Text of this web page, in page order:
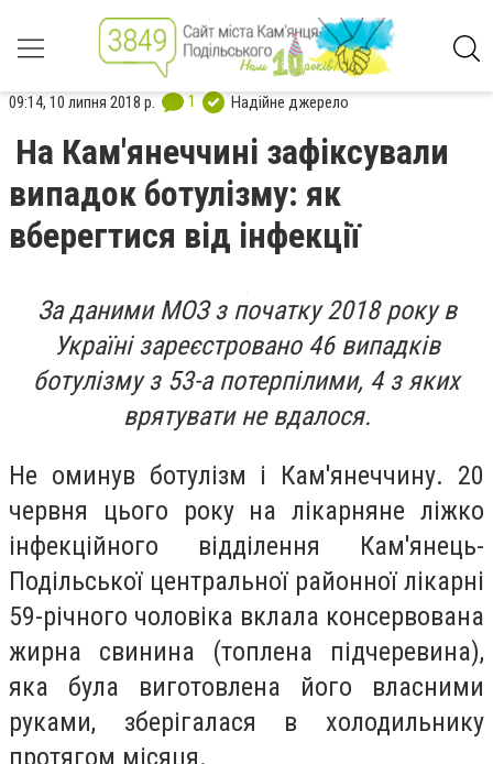
09:14, 10 липня 2018 р. 1 Надійне джерело
На Кам'янеччині зафіксували
випадок ботулізму: як
вберегтися від інфекції
За даними МОЗ з початку 2018 року в
Україні зареєстровано 46 випадків
ботулізму з 53-а потерпілими, 4 з яких
врятувати не вдалося.
Не оминув ботулізм і Кам′янеччину. 20
червня цього року на лікарняне ліжко
інфекційного відділення Кам′янець-
Подільської центральної районної лікарні
59-річного чоловіка вклала консервована
жирна свинина (топлена підчеревина),
яка була виготовлена його власними
руками, зберігалася в холодильнику
протягом місяця.